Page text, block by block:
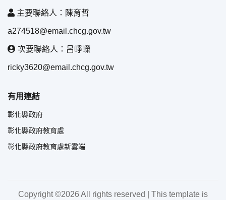
主要聯絡人：陳育哲
a274518@email.chcg.gov.tw
次要聯絡人：呂崢嶸
ricky3620@email.chcg.gov.tw
有用連結
彰化縣政府
彰化縣政府教育處
彰化縣政府教育處新雲端
Copyright ©2026 All rights reserved | This template is